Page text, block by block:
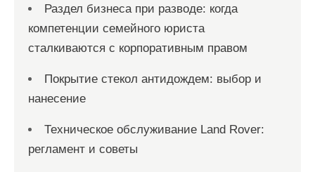
Раздел бизнеса при разводе: когда
компетенции семейного юриста
сталкиваются с корпоративным правом
Покрытие стекол антидождем: выбор и
нанесение
Техническое обслуживание Land Rover:
регламент и советы